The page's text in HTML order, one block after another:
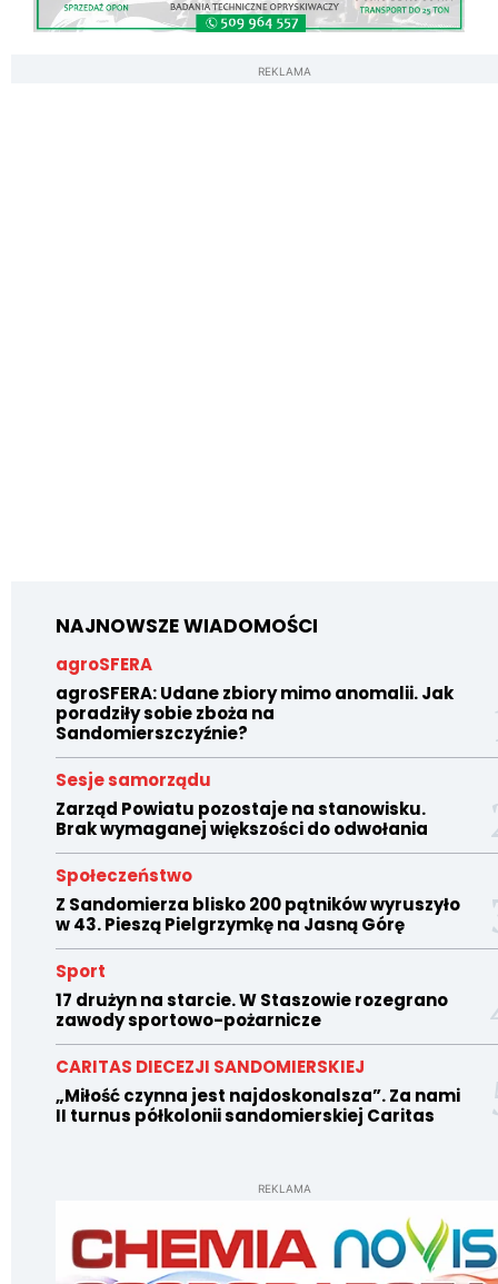
REKLAMA
NAJNOWSZE WIADOMOŚCI
agroSFERA
agroSFERA: Udane zbiory mimo anomalii. Jak
poradziły sobie zboża na
Sandomierszczyźnie?
Sesje samorządu
Zarząd Powiatu pozostaje na stanowisku.
Brak wymaganej większości do odwołania
Społeczeństwo
Z Sandomierza blisko 200 pątników wyruszyło
w 43. Pieszą Pielgrzymkę na Jasną Górę
Sport
17 drużyn na starcie. W Staszowie rozegrano
zawody sportowo-pożarnicze
CARITAS DIECEZJI SANDOMIERSKIEJ
„Miłość czynna jest najdoskonalsza”. Za nami
II turnus półkolonii sandomierskiej Caritas
REKLAMA